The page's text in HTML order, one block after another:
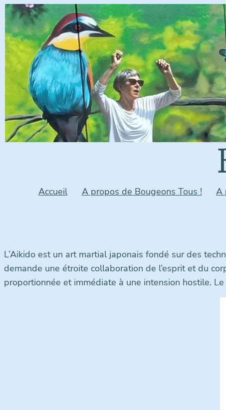
Accueil A propos de Bougeons Tous ! A
L’Aikido est un art martial japonais fondé sur des
demande une étroite collaboration de l’esprit et du
proportionnée et immédiate à une intension hostile.